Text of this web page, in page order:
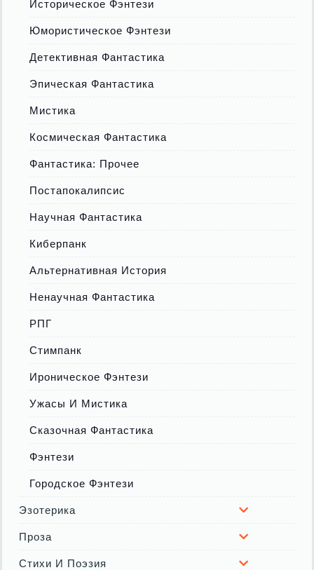
Историческое Фэнтези
Юмористическое Фэнтези
Детективная Фантастика
Эпическая Фантастика
Мистика
Космическая Фантастика
Фантастика: Прочее
Постапокалипсис
Научная Фантастика
Киберпанк
Альтернативная История
Ненаучная Фантастика
РПГ
Стимпанк
Ироническое Фэнтези
Ужасы И Мистика
Сказочная Фантастика
Фэнтези
Городское Фэнтези
Эзотерика
Проза
Стихи И Поэзия